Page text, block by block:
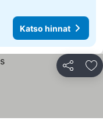
Katso hinnat
Jaa